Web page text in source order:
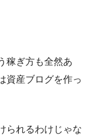
稼ぎ方も全然あ
資産ブログを作っ
られるわけじゃな